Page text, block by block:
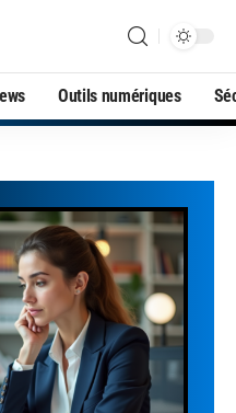
Outils numériques